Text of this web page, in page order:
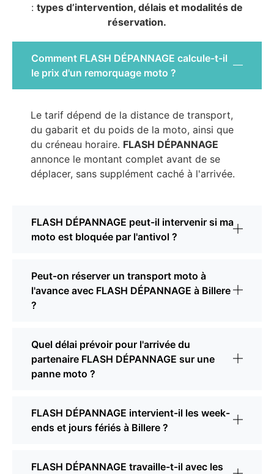
: types d’intervention, délais et modalités de
réservation.
Comment FLASH DÉPANNAGE calcule-t-il
le prix d'un remorquage moto ?
Le tarif dépend de la distance de transport,
du gabarit et du poids de la moto, ainsi que
du créneau horaire. FLASH DÉPANNAGE
annonce le montant complet avant de se
déplacer, sans supplément caché à l'arrivée.
FLASH DÉPANNAGE peut-il intervenir si ma
moto est bloquée par l'antivol ?
Peut-on réserver un transport moto à
l'avance avec FLASH DÉPANNAGE à Billere
?
Quel délai prévoir pour l'arrivée du
partenaire FLASH DÉPANNAGE sur une
panne moto ?
FLASH DÉPANNAGE intervient-il les week-
ends et jours fériés à Billere ?
FLASH DÉPANNAGE travaille-t-il avec les